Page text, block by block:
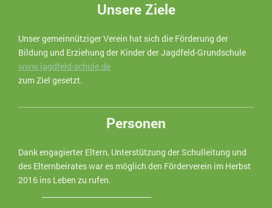
Unsere Ziele
Unser gemeinnütziger Verein hat sich die Förderung der
Bildung und Erziehung der Kinder der Jagdfeld-Grundschule
www.jagdfeld-schule.de
zum Ziel gesetzt.
Personen
Dank engagierter Eltern, Unterstützung der Schulleitung und
des Elternbeirates war es möglich den Förderverein im Herbst
2016 ins Leben zu rufen.